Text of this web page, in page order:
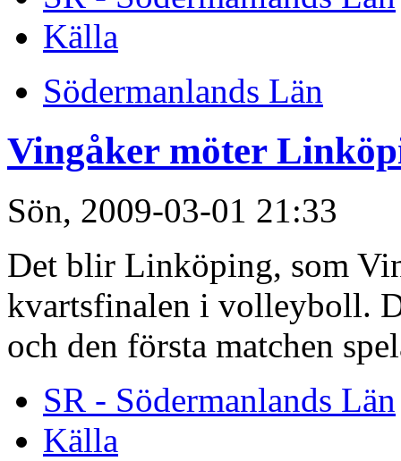
Källa
Södermanlands Län
Vingåker möter
Sön, 2009-03-01 21:33
Det blir Linköping, som
kvartsfinalen i volleyboll.
och den första matchen
SR - Södermanlands Län
Källa